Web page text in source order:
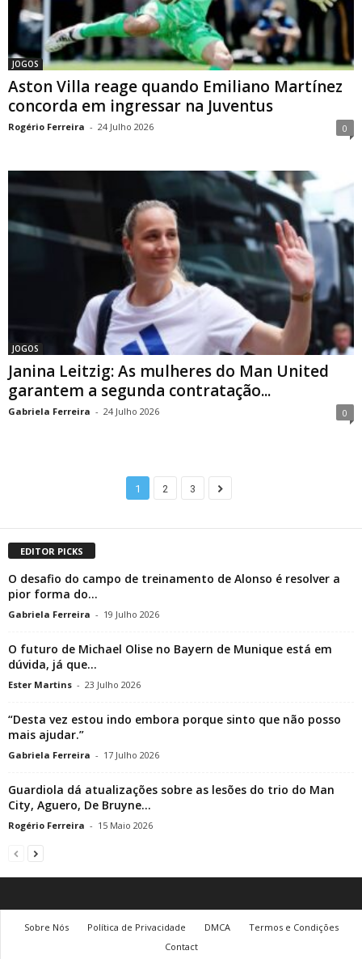
JOGOS
Aston Villa reage quando Emiliano Martínez
concorda em ingressar na Juventus
Rogério Ferreira - 24 Julho 2026 0
JOGOS
Janina Leitzig: As mulheres do Man United
garantem a segunda contratação...
Gabriela Ferreira - 24 Julho 2026 0
1 2 3
EDITOR PICKS
O desafio do campo de treinamento de Alonso é resolver a
pior forma do...
Gabriela Ferreira - 19 Julho 2026
O futuro de Michael Olise no Bayern de Munique está em
dúvida, já que...
Ester Martins - 23 Julho 2026
“Desta vez estou indo embora porque sinto que não posso
mais ajudar.”
Gabriela Ferreira - 17 Julho 2026
Guardiola dá atualizações sobre as lesões do trio do Man
City, Aguero, De Bruyne...
Rogério Ferreira - 15 Maio 2026
Sobre Nós Política de Privacidade DMCA
Termos e Condições
Contact